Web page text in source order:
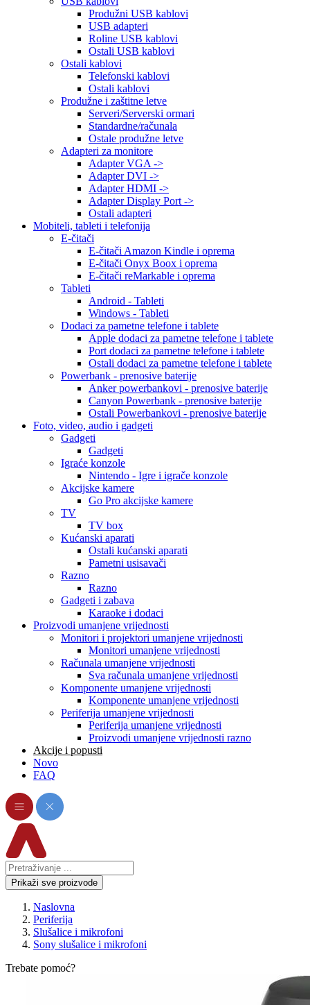
Produžni USB kablovi
USB adapteri
Roline USB kablovi
Ostali USB kablovi
Ostali kablovi
Telefonski kablovi
Ostali kablovi
Produžne i zaštitne letve
Serveri/Serverski ormari
Standardne/računala
Ostale produžne letve
Adapteri za monitore
Adapter VGA ->
Adapter DVI ->
Adapter HDMI ->
Adapter Display Port ->
Ostali adapteri
Mobiteli, tableti i telefonija
E-čitači
E-čitači Amazon Kindle i oprema
E-čitači Onyx Boox i oprema
E-čitači reMarkable i oprema
Tableti
Android - Tableti
Windows - Tableti
Dodaci za pametne telefone i tablete
Apple dodaci za pametne telefone i tablete
Port dodaci za pametne telefone i tablete
Ostali dodaci za pametne telefone i tablete
Powerbank - prenosive baterije
Anker powerbankovi - prenosive baterije
Canyon Powerbank - prenosive baterije
Ostali Powerbankovi - prenosive baterije
Foto, video, audio i gadgeti
Gadgeti
Gadgeti
Igraće konzole
Nintendo - Igre i igrače konzole
Akcijske kamere
Go Pro akcijske kamere
TV
TV box
Kućanski aparati
Ostali kućanski aparati
Pametni usisavači
Razno
Razno
Gadgeti i zabava
Karaoke i dodaci
Proizvodi umanjene vrijednosti
Monitori i projektori umanjene vrijednosti
Monitori umanjene vrijednosti
Računala umanjene vrijednosti
Sva računala umanjene vrijednosti
Komponente umanjene vrijednosti
Komponente umanjene vrijednosti
Periferija umanjene vrijednosti
Periferija umanjene vrijednosti
Proizvodi umanjene vrijednosti razno
Akcije i popusti
Novo
FAQ
Prikaži sve proizvode
Naslovna
Periferija
Slušalice i mikrofoni
Sony slušalice i mikrofoni
Trebate pomoć?